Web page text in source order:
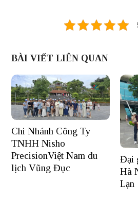
BÀI VIẾT LIÊN QUAN
Chi Nhánh Công Ty
TNHH Nisho
PrecisionViệt Nam du
lịch Vũng Đục
Đại
Hà
Lạn